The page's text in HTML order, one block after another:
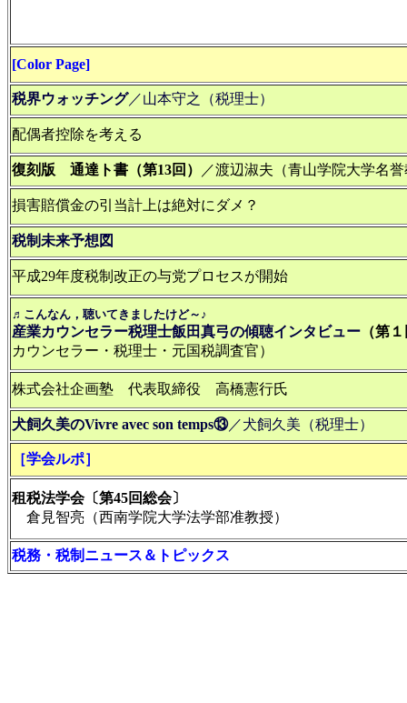
[Color Page]
税界ウォッチング／山本守之（税理士）
配偶者控除を考える
復刻版 通達ト書（第13回） ／渡辺淑夫（青山学院大学名
損害賠償金の引当計上は絶対にダメ？
税制未来予想図
平成29年度税制改正の与党プロセスが開始
♬こんなん，聴いてきましたけど～♪
産業カウンセラー税理士飯田真弓の傾聴インタビュー （第
カウンセラー・税理士・元国税調査官）
株式会社企画塾 代表取締役 高橋憲行氏
犬飼久美のVivre avec son temps⑬／犬飼久美（税理士）
［学会ルポ］
租税法学会〔第45回総会〕
倉見智亮（西南学院大学法学部准教授）
税務・税制ニュース＆トピックス